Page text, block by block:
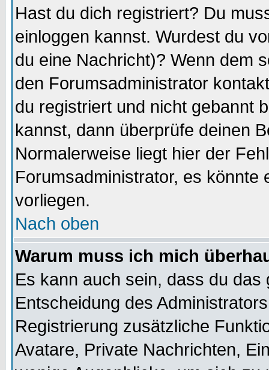
Hast du dich registriert? Du
einloggen kannst. Wurdest du
du eine Nachricht)? Wenn dem
den Forumsadministrator
du registriert und nicht gebannt
kannst, dann überprüfe deinen
Normalerweise liegt hier der
Forumsadministrator, es könnte
vorliegen.
Nach oben
Warum muss ich mich
Es kann auch sein, dass du
Entscheidung des
Registrierung zusätzliche
Avatare, Private Nachrichten,